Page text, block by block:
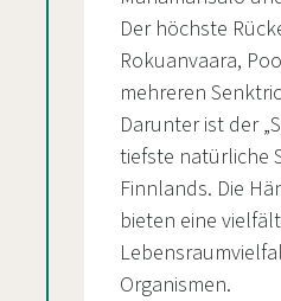
Der höchste
Rokuanvaara,
mehreren
Darunter ist der
tiefste natürliche
Finnlands. Die
bieten eine
Organismen.